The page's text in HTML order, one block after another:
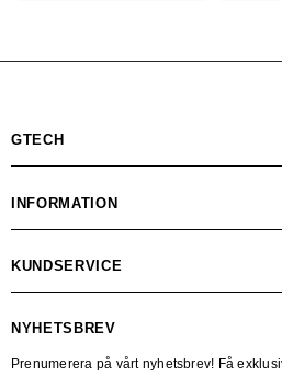
GTECH
INFORMATION
KUNDSERVICE
NYHETSBREV
Prenumerera på vårt nyhetsbrev! Få